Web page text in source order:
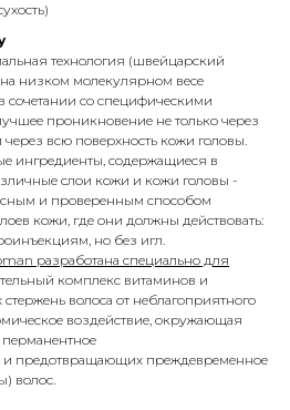
технология (швейцарский
на низком молекулярном весе
сочетании со специфическими
проникновение не только через
всю поверхность кожи головы.
ингредиенты, содержащиеся в
слои кожи и кожи головы -
и проверенным способом
кожи, где они должны действовать:
но без игл.
разработана специально для
комплекс витаминов и
волоса от неблагоприятного
воздействие, окружающая
и предотвращающих преждевременное
волос.